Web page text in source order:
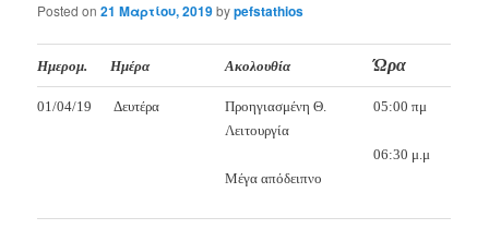
Posted on21 Μαρτίου, 2019bypefstathios
Ημερομ. Ημέρα Ακολουθία Ώρα
01/04/19 Δευτέρα
Προηγιασμένη Θ.
Λειτουργία
Μέγα απόδειπνο
05:00 πμ
06:30 μ.μ